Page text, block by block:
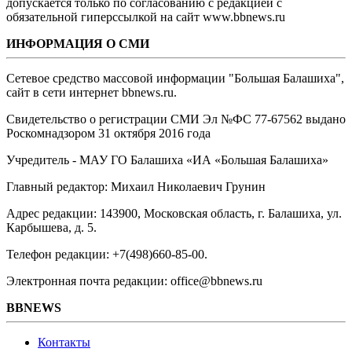
допускается только по согласованию с редакцией с
обязательной гиперссылкой на сайт www.bbnews.ru
ИНФОРМАЦИЯ О СМИ
Сетевое средство массовой информации "Большая Балашиха",
сайт в сети интернет bbnews.ru.
Свидетельство о регистрации СМИ Эл №ФС ‎77-67562 выдано
Роскомнадзором 31 октября 2016 года
Учредитель - МАУ ГО Балашиха «ИА «Большая Балашиха»
Главный редактор: Михаил Николаевич Грунин
Адрес редакции: 143900, Московская область, г. Балашиха, ул.
Карбышева, д. 5.
Телефон редакции: +7(498)660-85-00.
Электронная почта редакции: office@bbnews.ru
BBNEWS
Контакты